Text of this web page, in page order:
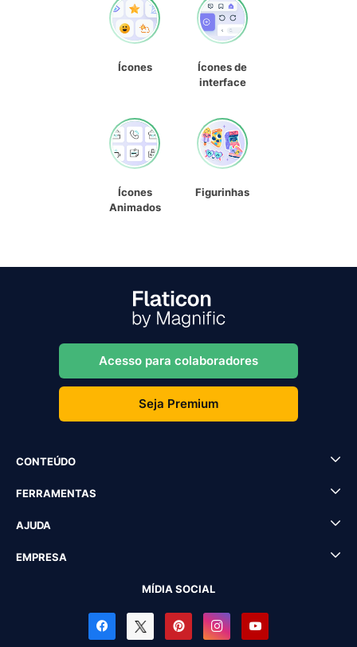
Ícones
Ícones de
interface
Ícones
Animados
Figurinhas
Acesso para colaboradores
Seja Premium
CONTEÚDO
FERRAMENTAS
AJUDA
EMPRESA
MÍDIA SOCIAL